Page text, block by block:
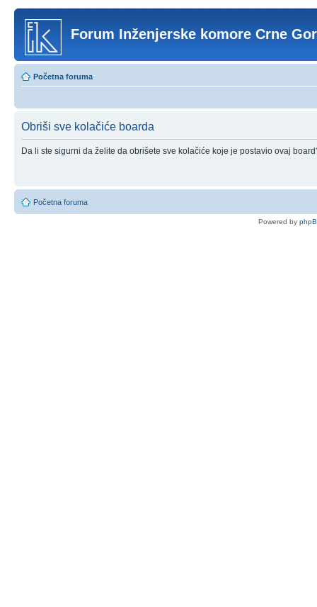
Forum Inženjerske komore Crne
Početna foruma
Obriši sve kolačiće boarda
Da li ste sigurni da želite da obrišete sve kolačiće koje je postavio ovaj
Početna foruma
Powered by